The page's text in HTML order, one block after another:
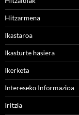
Hitzarmena
Ikastaroa
Ikasturte hasiera
Ikerketa
Intereseko Informazioa
Iritzia